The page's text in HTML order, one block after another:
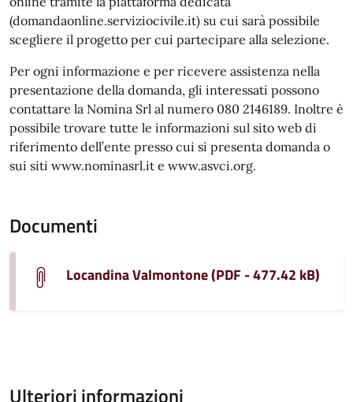
(domandaonline.serviziocivile.it) su cui sarà possibile
scegliere il progetto per cui partecipare alla selezione.
Per ogni informazione e per ricevere assistenza nella
presentazione della domanda, gli interessati possono
contattare la Nomina Srl al numero 080 2146189. Inoltre è
possibile trovare tutte le informazioni sul sito web di
riferimento dell’ente presso cui si presenta domanda o
sui siti www.nominasrl.it e www.asvci.org.
Documenti
Locandina Valmontone (PDF - 477.42 kB)
Ulteriori informazioni